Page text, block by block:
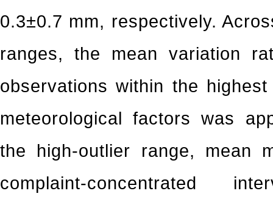
0.3±0.7 mm, respectively.
ranges, the mean variation
observations within the
meteorological factors was
the high-outlier range, mean
complaint-concentrated